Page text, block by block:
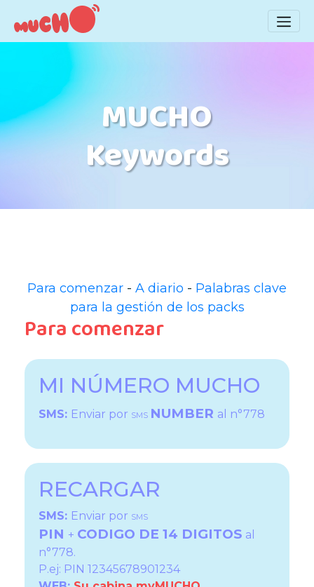
MUCHO
Keywords
Para comenzar - A diario - Palabras clave
para la gestión de los packs
Para comenzar
MI NÚMERO MUCHO
SMS: Enviar por SMS NUMBER al n°778
RECARGAR
SMS: Enviar por SMS
PIN + CODIGO DE 14 DIGITOS al
n°778.
P.ej: PIN 12345678901234